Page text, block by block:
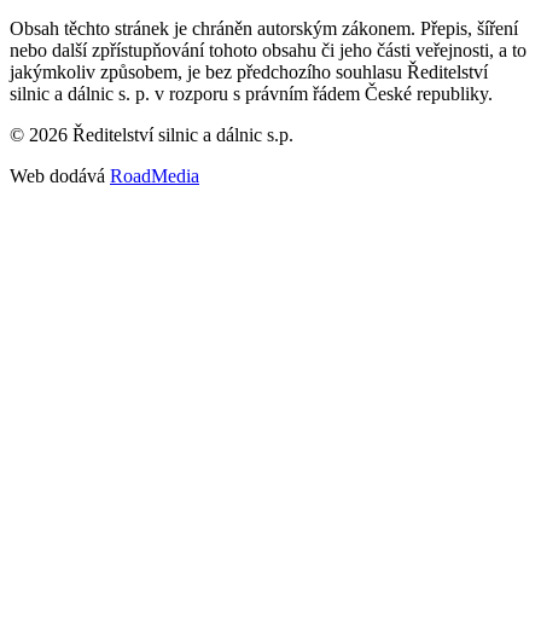
Obsah těchto stránek je chráněn autorským zákonem. Přepis, šíření
nebo další zpřístupňování tohoto obsahu či jeho části veřejnosti, a to
jakýmkoliv způsobem, je bez předchozího souhlasu Ředitelství
silnic a dálnic s. p. v rozporu s právním řádem České republiky.
© 2026 Ředitelství silnic a dálnic s.p.
Web dodává RoadMedia